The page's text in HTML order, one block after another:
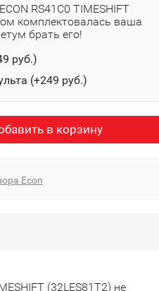
RS41C0 TIMESHIFT
комплектовалась ваша
брать его!
руб.)
(+249 руб.)
в корзину
Econ
(32LES81T2) не